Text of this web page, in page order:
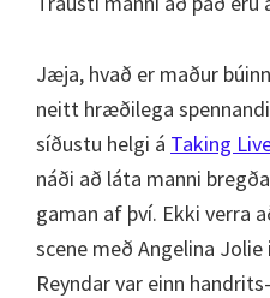
Jæja, hvað er maður
neitt hræðilega
síðustu helgi á Taking
náði að láta manni
gaman af því. Ekki verra
scene með Angelina
Reyndar var einn